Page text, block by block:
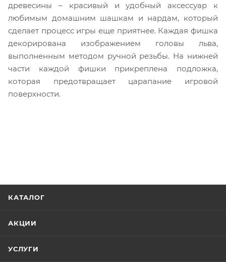
древесины – красивый и удобный аксессуар к
любимым домашним шашкам и нардам, который
сделает процесс игры еще приятнее. Каждая фишка
декорирована изображением головы льва,
выполненным методом ручной резьбы. На нижней
части каждой фишки прикреплена подложка,
которая предотвращает царапание игровой
поверхности.
КАТАЛОГ
АКЦИИ
УСЛУГИ